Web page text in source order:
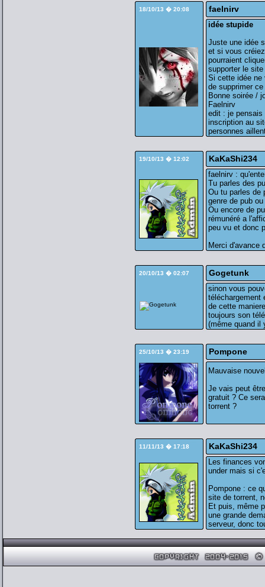
18/10/13 � 20:08 faelnirv
idée stupide
Juste une idée
et si vous
pourraient
supporter le
Si cette idée ne
de supprimer
Bonne soirée /
Faelnirv
edit : je pensais
inscription au
personnes
19/10/13 � 12:02 KaKaShi234
faelnirv :
Tu parles des
Ou tu parles de
genre de pub
Ou encore de
rémunéré a
peu vu et donc
Merci d'avance
20/10/13 � 02:07 Gogetunk
sinon vous
téléchargement
de cette
toujours son
(même quand il
25/10/13 � 23:19 Pompone
Mauvaise
Je vais peut
gratuit ? Ce
torrent ?
11/11/13 � 17:18 KaKaShi234
Les finances
under mais si
Pompone : ce
site de torrent,
Et puis, même
une grande
serveur, donc